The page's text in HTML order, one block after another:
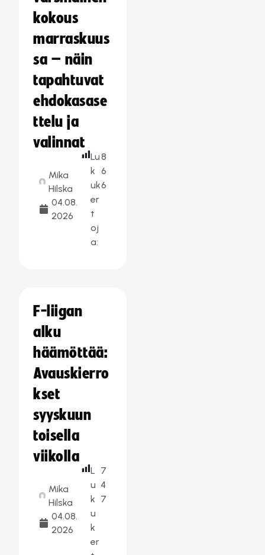
kokous
marraskuus
sa – näin
tapahtuvat
ehdokasase
ttelu ja
valinnat
Mika
Hilska
04.08.
2026
Lu
k
uk
er
t
oj
a:
8
6
6
F-liigan
alku
häämöttää:
Avauskierro
kset
syyskuun
toisella
viikolla
Mika
Hilska
04.08.
2026
L
u
k
u
k
er
7
4
7